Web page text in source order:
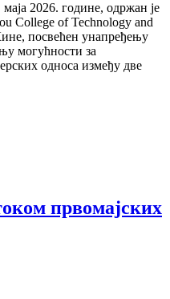
2026. године, одржан је
College of Technology and
посвећен унапређењу
могућности за
односа између две
првомајских